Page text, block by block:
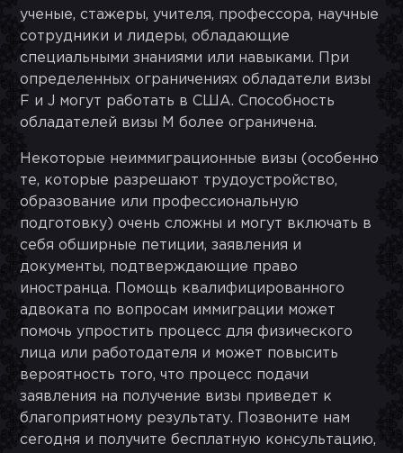
ученые, стажеры, учителя, профессора, научные
сотрудники и лидеры, обладающие
специальными знаниями или навыками. При
определенных ограничениях обладатели визы
F и J могут работать в США. Способность
обладателей визы M более ограничена.
Некоторые неиммиграционные визы (особенно
те, которые разрешают трудоустройство,
образование или профессиональную
подготовку) очень сложны и могут включать в
себя обширные петиции, заявления и
документы, подтверждающие право
иностранца. Помощь квалифицированного
адвоката по вопросам иммиграции может
помочь упростить процесс для физического
лица или работодателя и может повысить
вероятность того, что процесс подачи
заявления на получение визы приведет к
благоприятному результату. Позвоните нам
сегодня и получите бесплатную консультацию,